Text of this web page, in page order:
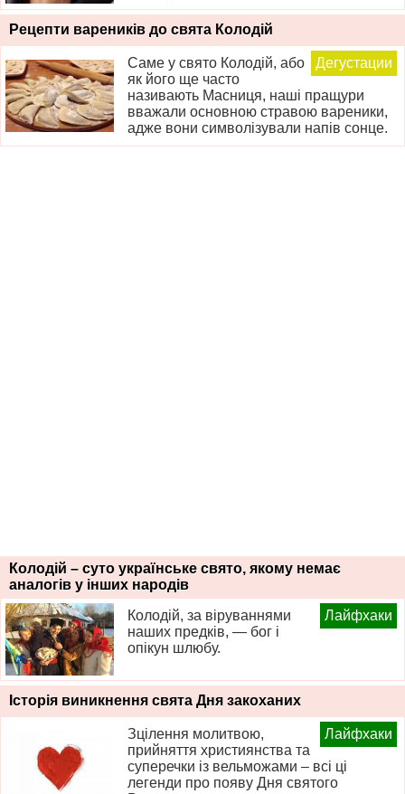
Рецепти вареників до свята Колодій
Дегустации
Саме у свято Колодій, або
як його ще часто
називають Масниця, наші пращури
вважали основною стравою вареники,
адже вони символізували напів сонце.
Колодій – суто українське свято, якому немає
аналогів у інших народів
Лайфхаки
Колодій, за віруваннями
наших предків, — бог і
опікун шлюбу.
Історія виникнення свята Дня закоханих
Лайфхаки
Зцілення молитвою,
прийняття християнства та
суперечки із вельможами – всі ці
легенди про появу Дня святого